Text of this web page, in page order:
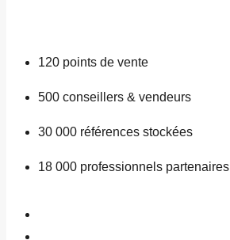
120 points de vente
500 conseillers & vendeurs
30 000 références stockées
18 000 professionnels partenaires